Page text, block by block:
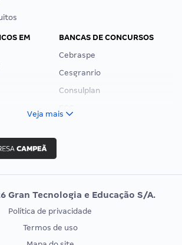
EM
BANCAS DE CONCURSOS
Cebraspe
Cesgranrio
Consulplan
Vunesp
EXAME DE ORDEM
Veja mais
Gran Tecnologia e Educação S/A.
Política de privacidade
Termos de uso